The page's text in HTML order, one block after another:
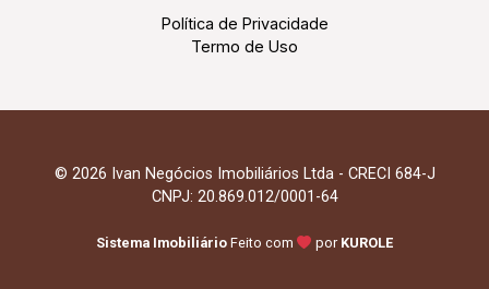
Política de Privacidade
Termo de Uso
© 2026 Ivan Negócios Imobiliários Ltda - CRECI 684-J
CNPJ: 20.869.012/0001-64
Sistema Imobiliário Feito com por KUROLE